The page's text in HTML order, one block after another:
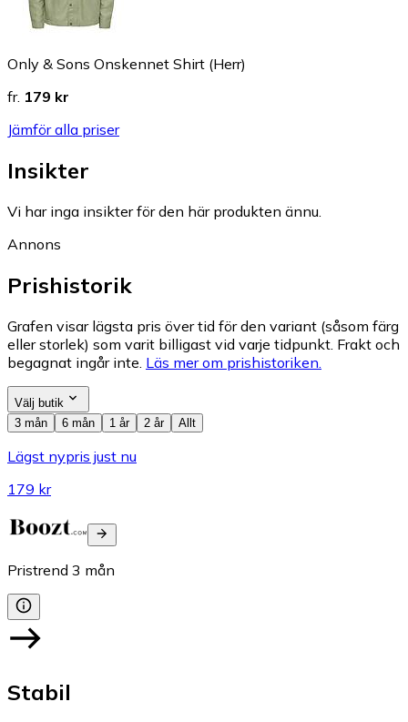
Only & Sons Onskennet Shirt (Herr)
fr. 179 kr
Jämför alla priser
Insikter
Vi har inga insikter för den här produkten ännu.
Annons
Prishistorik
Grafen visar lägsta pris över tid för den variant (såsom färg
eller storlek) som varit billigast vid varje tidpunkt. Frakt och
begagnat ingår inte. Läs mer om prishistoriken.
Välj butik
3 mån
6 mån 1 år 2 år Allt
Lägst nypris just nu
179 kr
Pristrend 3 mån
Stabil